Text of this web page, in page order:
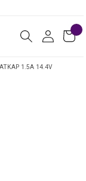
1.5A 14.4V